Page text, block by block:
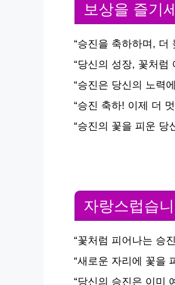
보상을 즐기
“승진을 축하하며, 더
“당신의 성장, 꽃처럼
“승진은 당신의 노력
“승진 축하! 이제 더
“승진의 꽃을 피운 당
자랑스럽습
“꽃처럼 피어나는 승
“새로운 자리에 꽃을
“당신의 승진은 이미